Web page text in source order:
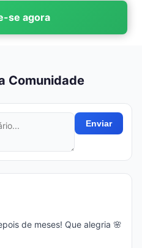
se agora
Comunidade
Enviar
de meses! Que alegria 🌸